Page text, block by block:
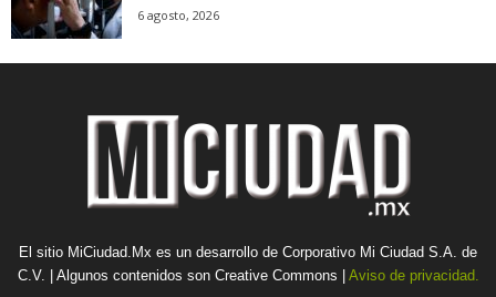
6 agosto, 2026
El sitio MiCiudad.Mx es un desarrollo de Corporativo Mi Ciudad S.A. de
C.V. | Algunos contenidos son Creative Commons | Aviso de privacidad.